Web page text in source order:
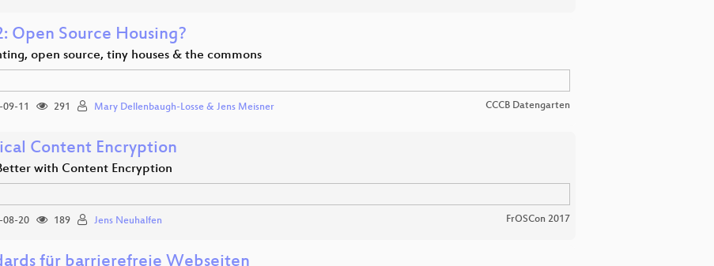
Open Source Housing?
open source, tiny houses & the commons
09-11 291 Mary Dellenbaugh-Losse & Jens Meisner CCCB Datengarten
Content Encryption
with Content Encryption
08-20 189 Jens Neuhalfen FrOSCon 2017